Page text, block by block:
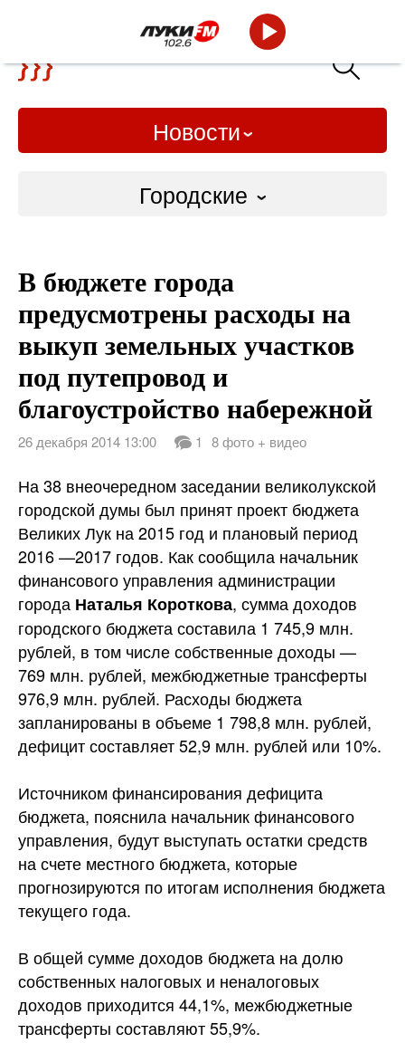
Новости
Городские
Слово Дело
Народные
ВТРК
В бюджете города
предусмотрены расходы на
выкуп земельных участков
под путепровод и
благоустройство набережной
26 декабря 2014 13:00 1 8 фото + видео
На 38 внеочередном заседании великолукской
городской думы был принят проект бюджета
Великих Лук на 2015 год и плановый период
2016 —2017 годов. Как сообщила начальник
финансового управления администрации
города Наталья Короткова, сумма доходов
городского бюджета составила 1 745,9 млн.
рублей, в том числе собственные доходы —
769 млн. рублей, межбюджетные трансферты
976,9 млн. рублей. Расходы бюджета
запланированы в объеме 1 798,8 млн. рублей,
дефицит составляет 52,9 млн. рублей или 10%.
Источником финансирования дефицита
бюджета, пояснила начальник финансового
управления, будут выступать остатки средств
на счете местного бюджета, которые
прогнозируются по итогам исполнения бюджета
текущего года.
В общей сумме доходов бюджета на долю
собственных налоговых и неналоговых
доходов приходится 44,1%, межбюджетные
трансферты составляют 55,9%.